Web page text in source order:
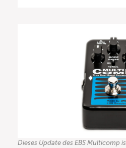
Dieses Update des EBS Multicomp